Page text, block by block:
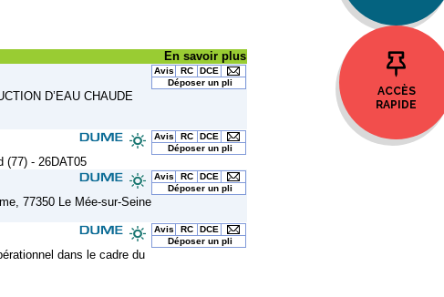
ACCÈS
RAPIDE